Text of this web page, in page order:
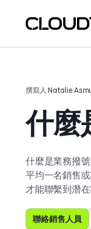
撰寫人 Natalie
什麼
什麼是業務撥
平均一名銷售
才能聯繫到潛
聯絡銷售人員